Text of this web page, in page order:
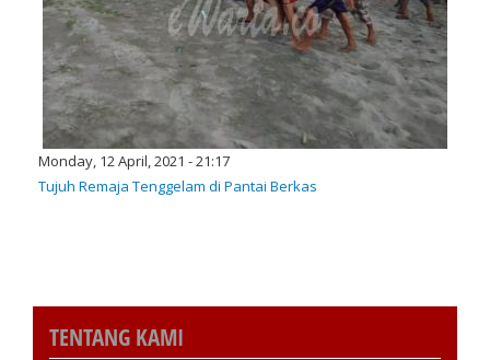
Monday, 12 April, 2021 - 21:17
Tujuh Remaja Tenggelam di Pantai Berkas
TENTANG KAMI